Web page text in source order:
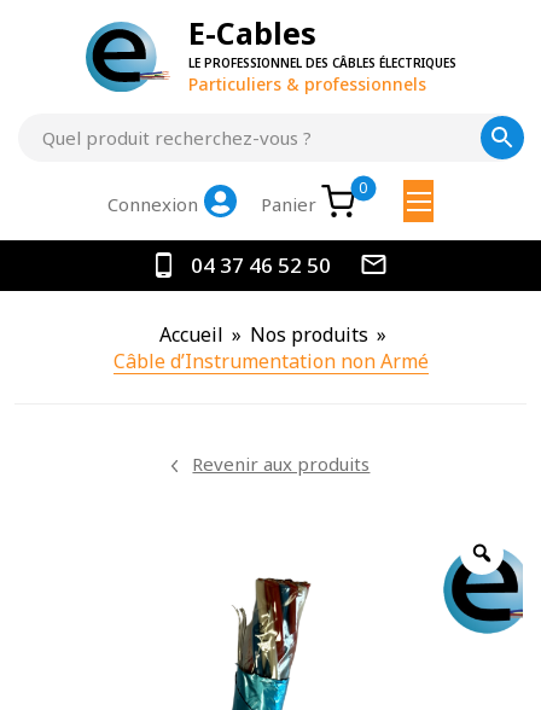
E-Cables
LE PROFESSIONNEL DES CÂBLES ÉLECTRIQUES
Particuliers & professionnels
Connexion Panier
0
04 37 46 52 50
Accueil » Nos produits »
Câble d’Instrumentation non Armé
Revenir aux produits